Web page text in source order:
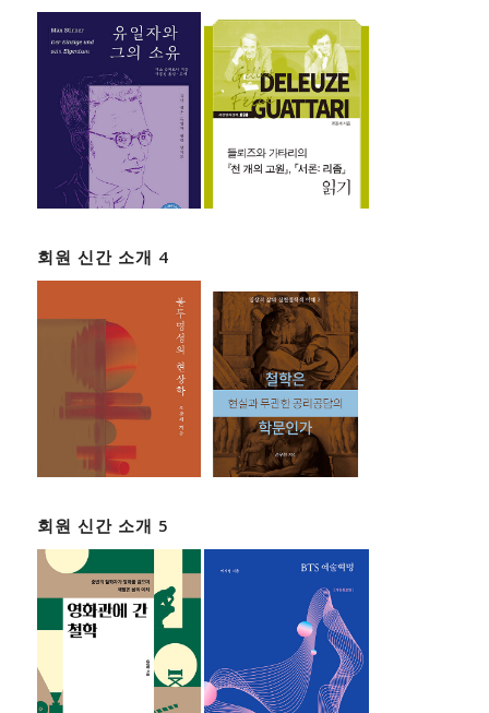
회원 신간 소개 4
회원 신간 소개 5